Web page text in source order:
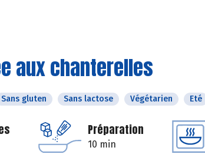
aux chanterelles
Sans gluten Sans lactose Végétarien Eté
Préparation
10 min